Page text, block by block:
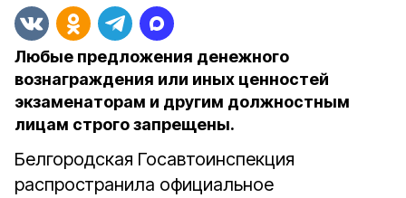
Любые предложения денежного
вознаграждения или иных ценностей
экзаменаторам и другим должностным
лицам строго запрещены.
Белгородская Госавтоинспекция
распространила официальное